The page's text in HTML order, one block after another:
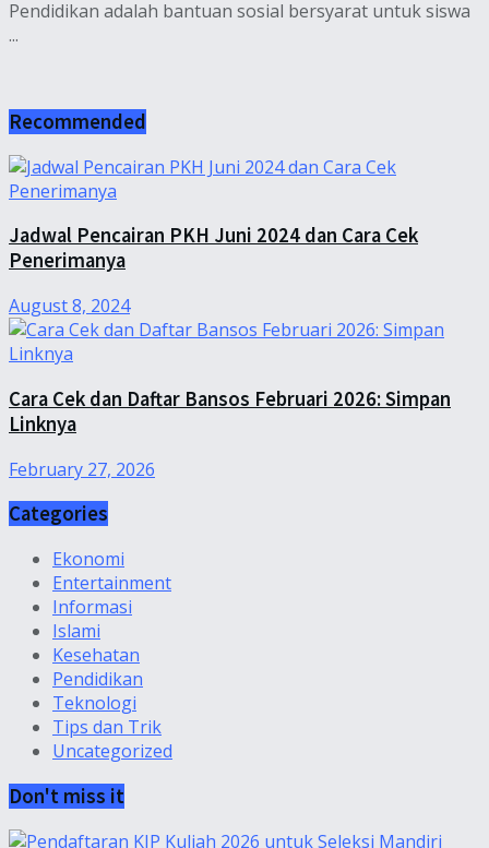
Pendidikan adalah bantuan sosial bersyarat untuk siswa
...
Recommended
Jadwal Pencairan PKH Juni 2024 dan Cara Cek
Penerimanya
August 8, 2024
Cara Cek dan Daftar Bansos Februari 2026: Simpan
Linknya
February 27, 2026
Categories
Ekonomi
Entertainment
Informasi
Islami
Kesehatan
Pendidikan
Teknologi
Tips dan Trik
Uncategorized
Don't miss it